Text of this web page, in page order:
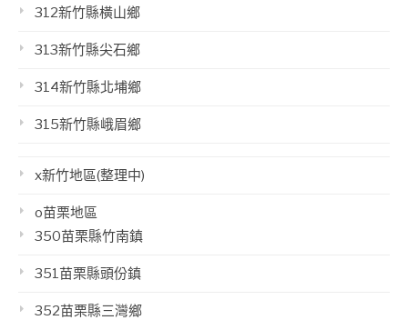
312新竹縣橫山鄉
313新竹縣尖石鄉
314新竹縣北埔鄉
315新竹縣峨眉鄉
x新竹地區(整理中)
o苗栗地區
350苗栗縣竹南鎮
351苗栗縣頭份鎮
352苗栗縣三灣鄉